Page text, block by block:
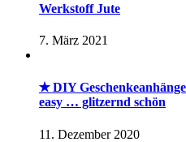
Werkstoff Jute
7. März 2021
✭ DIY
easy … glitzernd schön
11. Dezember 2020